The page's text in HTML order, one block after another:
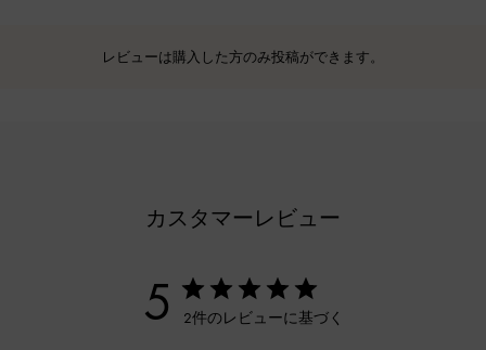
レビューは購入した方のみ投稿ができます。
カスタマーレビュー
5 2件のレビューに基づく